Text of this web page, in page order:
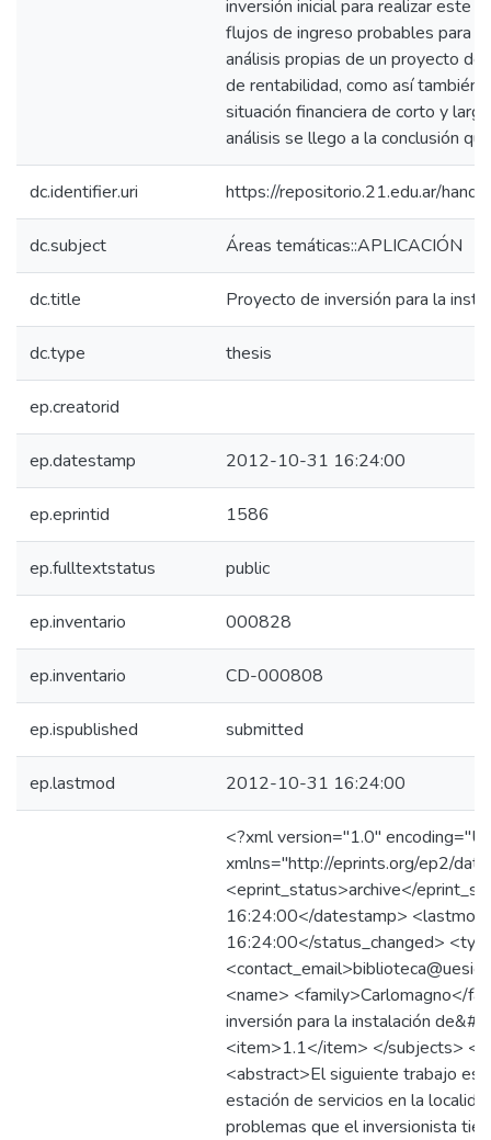
inversión inicial para realizar este
flujos de ingreso probables para
análisis propias de un proyecto
de rentabilidad, como así también
situación financiera de corto y
análisis se llego a la conclusión
dc.identifier.uri https://repositorio.21.edu.ar/
dc.subject Áreas temáticas::APLICACIÓN
dc.title Proyecto de inversión para la
dc.type thesis
ep.creatorid
ep.datestamp 2012-10-31 16:24:00
ep.eprintid 1586
ep.fulltextstatus public
ep.inventario 000828
ep.inventario CD-000808
ep.ispublished submitted
ep.lastmod 2012-10-31 16:24:00
<?xml version="1.0"
xmlns="http://eprints.org/ep2/
<eprint_status>archive</
16:24:00</datestamp>
16:24:00</status_changed>
<name> <family>Carlomagno</
inversión para la instalación
<item>1.1</item> </subjects>
<abstract>El siguiente trabajo es
estación de servicios en la
problemas que el inversionista